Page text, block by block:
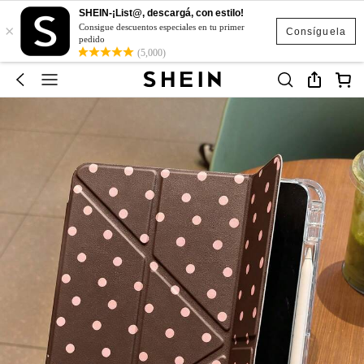
Consíguela
×
SHEIN-¡List@, descargá, con estilo!
Consigue descuentos especiales en tu primer
pedido
(5,000)